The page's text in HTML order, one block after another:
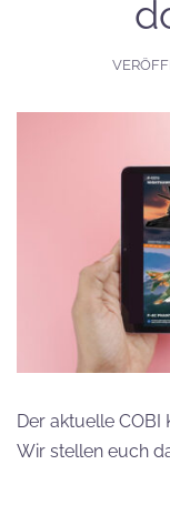
Der aktuelle
Wir stellen euch